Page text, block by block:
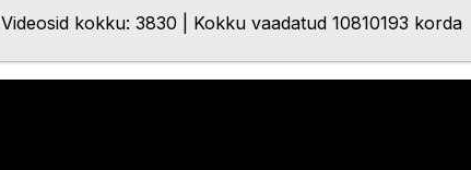
Videosid kokku: 3830 | Kokku vaadatud 10810193 korda